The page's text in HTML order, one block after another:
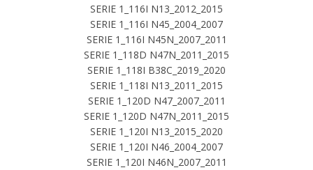
SERIE 1_116I N13_2012_2015
SERIE 1_116I N45_2004_2007
SERIE 1_116I N45N_2007_2011
SERIE 1_118D N47N_2011_2015
SERIE 1_118I B38C_2019_2020
SERIE 1_118I N13_2011_2015
SERIE 1_120D N47_2007_2011
SERIE 1_120D N47N_2011_2015
SERIE 1_120I N13_2015_2020
SERIE 1_120I N46_2004_2007
SERIE 1_120I N46N_2007_2011